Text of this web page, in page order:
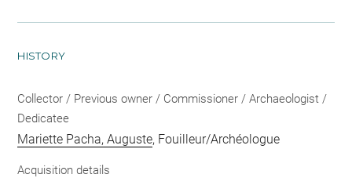
HISTORY
Collector / Previous owner / Commissioner / Archaeologist /
Dedicatee
Mariette Pacha, Auguste, Fouilleur/Archéologue
Acquisition details